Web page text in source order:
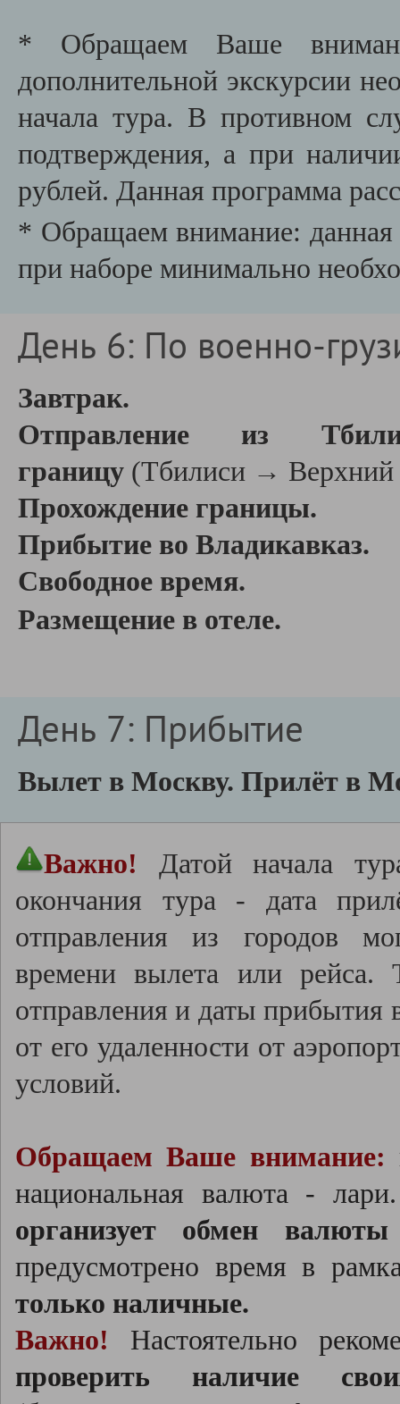
* Обращаем Ваше
дополнительной экскурсии
начала тура. В противном
подтверждения, а при
рублей. Данная программа
* Обращаем внимание: данная
при наборе минимально
День 6: По военно-
Завтрак.
Отправление из
границу (Тбилиси → Верхний
Прохождение границы.
Прибытие во Владикавказ.
Свободное время.
Размещение в отеле.
День 7: Прибытие
Вылет в Москву. Прилёт в
Важно! Датой начала
окончания тура - дата
отправления из городов
времени вылета или
отправления и даты прибытия
от его удаленности от
условий.
Обращаем Ваше внимание:
национальная валюта -
организует обмен валюты
предусмотрено время в
только наличные.
Важно! Настоятельно
проверить наличие